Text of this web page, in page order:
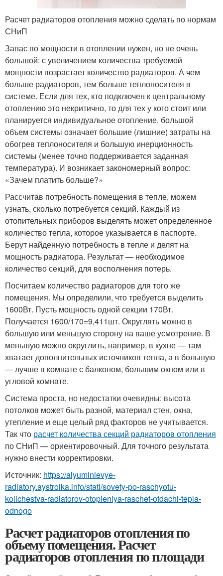
Расчет радиаторов отопления можно сделать по нормам
СНиП
Запас по мощности в отоплении нужен, но не очень
большой: с увеличением количества требуемой
мощности возрастает количество радиаторов. А чем
больше радиаторов, тем больше теплоносителя в
системе. Если для тех, кто подключен к центральному
отоплению это некритично, то для тех у кого стоит или
планируется индивидуальное отопление, большой
объем системы означает большие (лишние) затраты на
обогрев теплоносителя и большую инерционность
системы (менее точно поддерживается заданная
температура). И возникает закономерный вопрос:
«Зачем платить больше?»
Рассчитав потребность помещения в тепле, можем
узнать, сколько потребуется секций. Каждый из
отопительных приборов выделять может определенное
количество тепла, которое указывается в паспорте.
Берут найденную потребность в тепле и делят на
мощность радиатора. Результат — необходимое
количество секций, для восполнения потерь.
Посчитаем количество радиаторов для того же
помещения. Мы определили, что требуется выделить
1600Вт. Пусть мощность одной секции 170Вт.
Получается 1600/170=9,411шт. Округлять можно в
большую или меньшую сторону на ваше усмотрение. В
меньшую можно округлить, например, в кухне — там
хватает дополнительных источников тепла, а в большую
— лучше в комнате с балконом, большим окном или в
угловой комнате.
Система проста, но недостатки очевидны: высота
потолков может быть разной, материал стен, окна,
утепление и еще целый ряд факторов не учитывается.
Так что расчет количества секций радиаторов отопления
по СНиП — ориентировочный. Для точного результата
нужно внести корректировки.
Источник: https://alyuminievye-
radiatory.aystroika.info/stati/sovety-po-raschyotu-
kolichestva-radiatorov-otopleniya-raschet-otdachi-tepla-
odnogo
Расчет радиаторов отопления по
объему помещения. Расчет
радиаторов отопления по площади